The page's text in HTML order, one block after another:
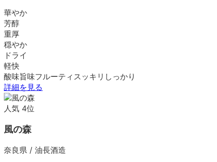
華やか
芳醇
重厚
穏やか
ドライ
軽快
酸味旨味フルーティ スッキリ しっかり
詳細を見る
人気 4位
風の森
奈良県 / 油長酒造